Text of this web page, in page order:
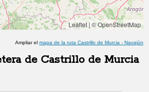
Leaflet|© OpenStreetMap
Ampliar el mapa de la ruta Castrillo de Murcia - Navajún
de Castrillo de Murcia